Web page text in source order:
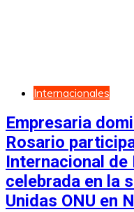
Internacionales
Empresaria
Rosario
Internacional de
celebrada en la
Unidas ONU en